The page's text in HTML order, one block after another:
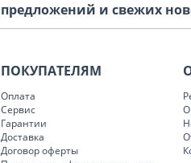
предложений и свежих
ПОКУПАТЕЛЯМ
Оплата
Сервис
Гарантии
Доставка
Договор оферты